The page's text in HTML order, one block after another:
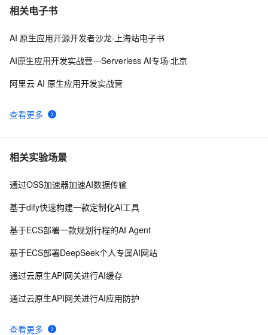
相关电子书
查看更多
AI 原生应用开源开发者沙龙·上海站电子书
AI原生应用开发实战营—Serverless AI专场·北京
阿里云 AI 原生应用开发实战营
相关实验场景
查看更多
通过OSS加速器加速AI数据传输
基于dify快速构建一款定制化AI工具
基于ECS部署一款规划行程的AI Agent
基于ECS部署DeepSeek个人专属AI网站
通过云原生API网关进行AI缓存
通过云原生API网关进行AI应用防护